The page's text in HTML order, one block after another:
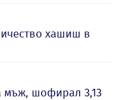
хашиш в
мъж, шофирал 3,13